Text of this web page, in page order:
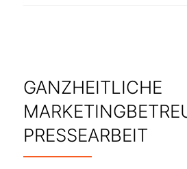
GANZHEITLICHE
PRESSEARBEIT